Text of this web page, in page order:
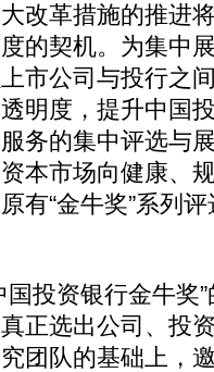
改革措施的推进
的契机。为集中
市公司与投行之
明度，提升中国
务的集中评选与
本市场向健康、
有“金牛奖”系列
投资银行金牛奖”
正选出公司、投
团队的基础上，